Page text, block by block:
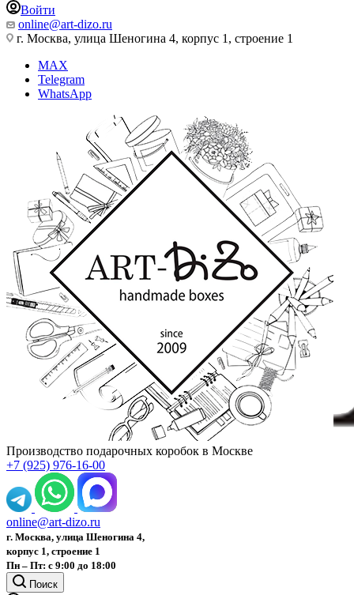
Войти
online@art-dizo.ru
г. Москва, улица Шеногина 4, корпус 1, строение 1
MAX
Telegram
WhatsApp
Производство подарочных коробок в Москве
+7 (925) 976-16-00
online@art-dizo.ru
г. Москва, улица Шеногина 4,
корпус 1, строение 1
Пн – Пт: с 9:00 до 18:00
Поиск